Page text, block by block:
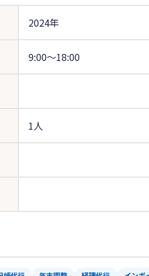
2024年
9:00〜18:00
1人